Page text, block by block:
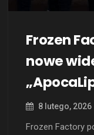
Frozen
nowe
8 lutego, 2026
Frozen Factory